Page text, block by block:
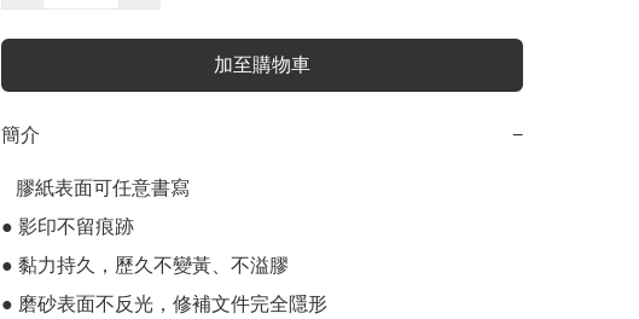
加至購物車
簡介 −
● 影印不留痕跡
● 黏力持久，歷久不變黃、不溢膠
● 磨砂表面不反光，修補文件完全隱形